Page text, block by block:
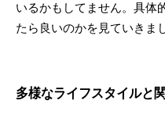
いるかもしてません。具体
たら良いのかを見ていきま
多様なライフスタイルと